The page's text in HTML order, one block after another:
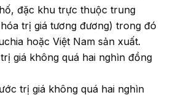
đặc khu trực thuộc trung
trị giá tương đương) trong đó
hoặc Việt Nam sản xuất.
giá không quá hai nghìn đồng
trị giá không quá hai nghìn